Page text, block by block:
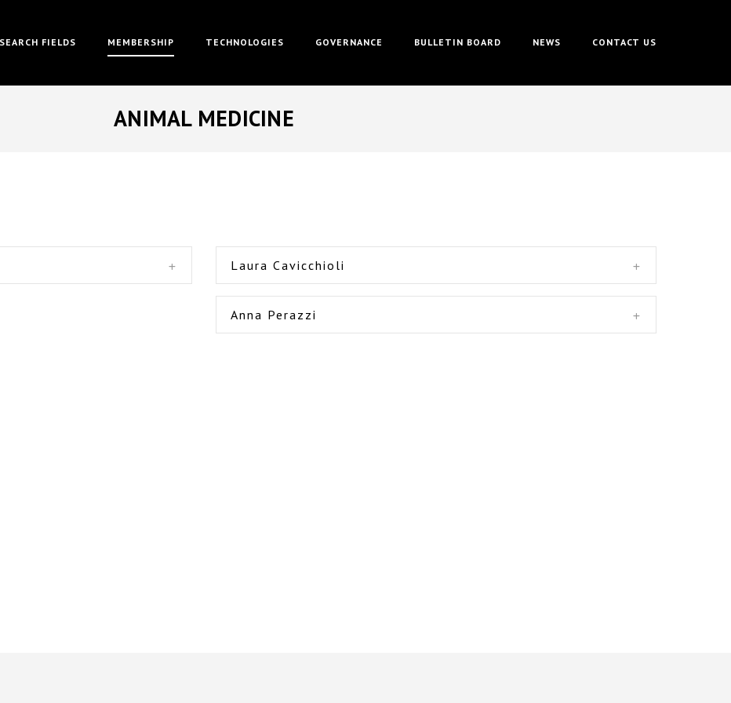
FIELDS MEMBERSHIP TECHNOLOGIES GOVERNANCE BULLETIN BOARD NEWS CONTACT US
ANIMAL MEDICINE
Laura Cavicchioli
Anna Perazzi